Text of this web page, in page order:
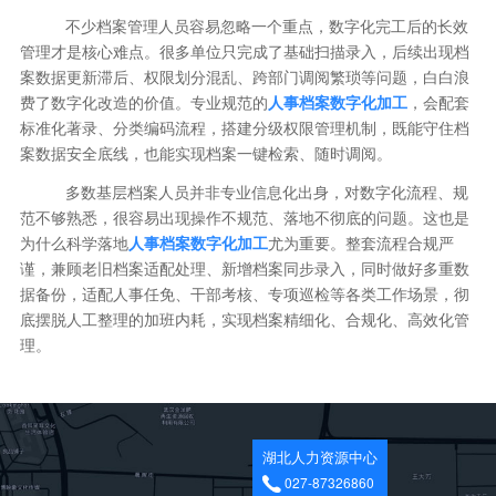
不少档案管理人员容易忽略一个重点，数字化完工后的长效
管理才是核心难点。很多单位只完成了基础扫描录入，后续出现档
案数据更新滞后、权限划分混乱、跨部门调阅繁琐等问题，白白浪
费了数字化改造的价值。专业规范的人事档案数字化加工，会配套
标准化著录、分类编码流程，搭建分级权限管理机制，既能守住档
案数据安全底线，也能实现档案一键检索、随时调阅。
多数基层档案人员并非专业信息化出身，对数字化流程、规
范不够熟悉，很容易出现操作不规范、落地不彻底的问题。这也是
为什么科学落地人事档案数字化加工尤为重要。整套流程合规严
谨，兼顾老旧档案适配处理、新增档案同步录入，同时做好多重数
据备份，适配人事任免、干部考核、专项巡检等各类工作场景，彻
底摆脱人工整理的加班内耗，实现档案精细化、合规化、高效化管
理。
湖北人力资源中心
027-87326860